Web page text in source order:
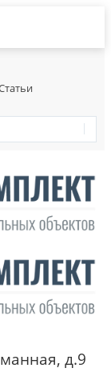
д.9